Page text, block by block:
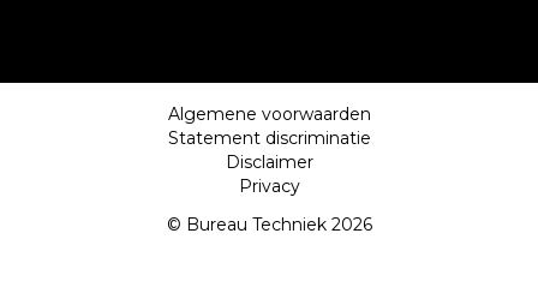
Algemene voorwaarden
Statement discriminatie
Disclaimer
Privacy
© Bureau Techniek 2026